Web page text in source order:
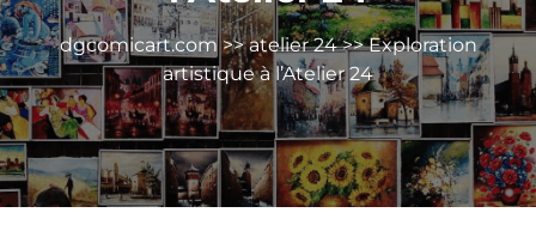
dgcomicart.com>>atelier 24>> Exploration
artistique à l’Atelier 24